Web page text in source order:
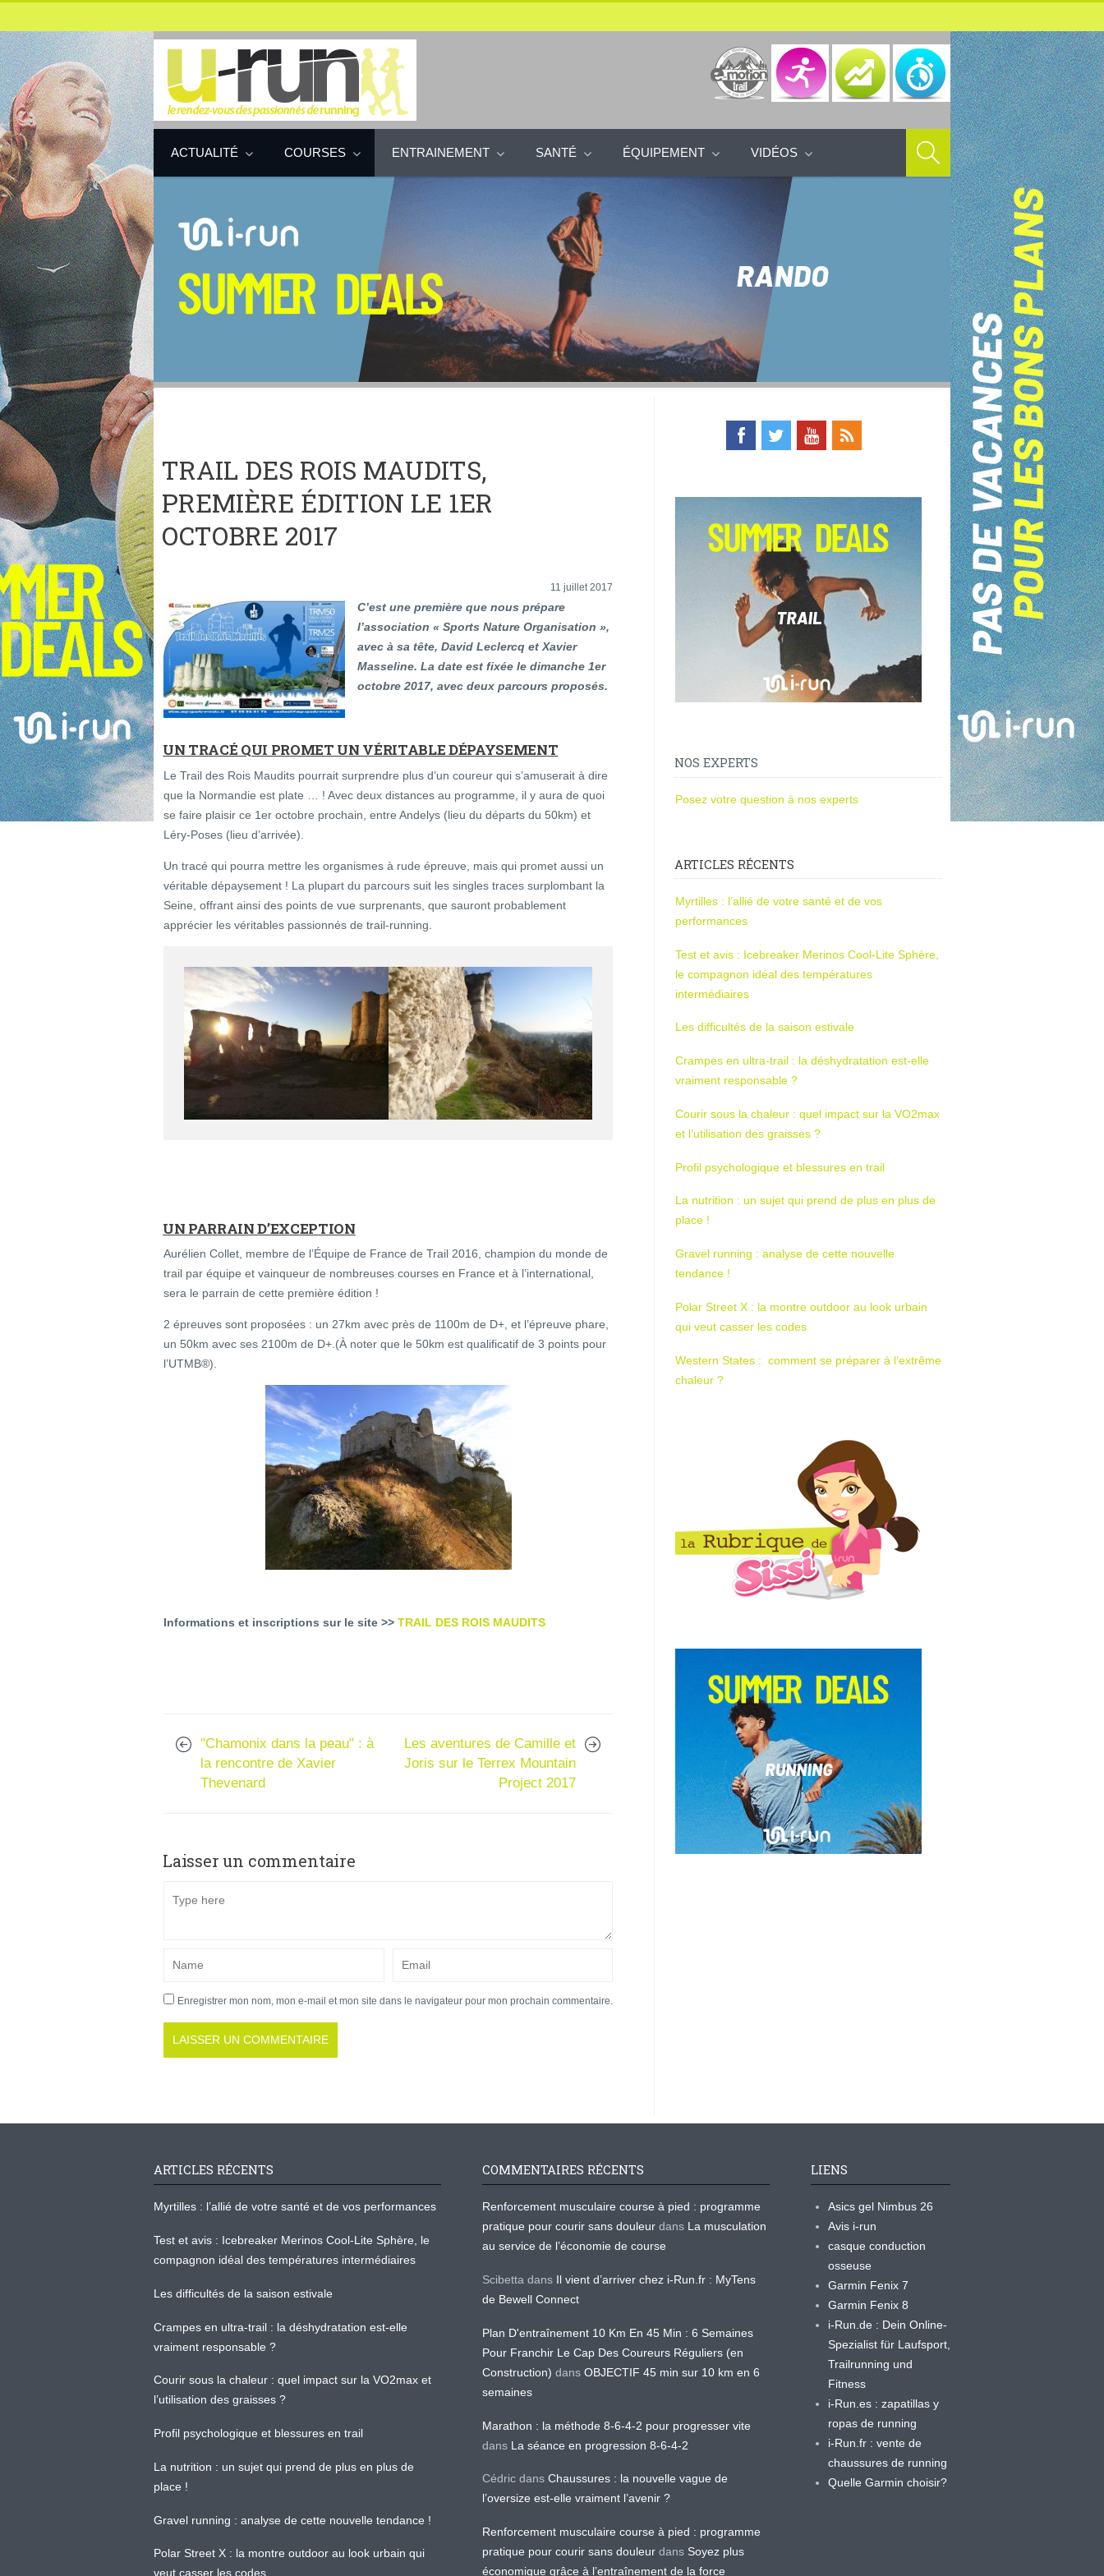
ACTUALITÉ COURSES ENTRAINEMENT SANTÉ ÉQUIPEMENT VIDÉOS
TRAIL DES ROIS MAUDITS,
PREMIÈRE ÉDITION LE 1ER
OCTOBRE 2017
11 juillet 2017
C’est une première que nous prépare
l’association « Sports Nature Organisation »,
avec à sa tête, David Leclercq et Xavier
Masseline. La date est fixée le dimanche 1er
octobre 2017, avec deux parcours proposés.
UN TRACÉ QUI PROMET UN VÉRITABLE DÉPAYSEMENT
Le Trail des Rois Maudits pourrait surprendre plus d’un coureur qui s’amuserait à dire
que la Normandie est plate … ! Avec deux distances au programme, il y aura de quoi
se faire plaisir ce 1er octobre prochain, entre Andelys (lieu du départs du 50km) et
Léry-Poses (lieu d’arrivée).
Un tracé qui pourra mettre les organismes à rude épreuve, mais qui promet aussi un
véritable dépaysement ! La plupart du parcours suit les singles traces surplombant la
Seine, offrant ainsi des points de vue surprenants, que sauront probablement
apprécier les véritables passionnés de trail-running.
UN PARRAIN D’EXCEPTION
Aurélien Collet, membre de l’Équipe de France de Trail 2016, champion du monde de
trail par équipe et vainqueur de nombreuses courses en France et à l’international,
sera le parrain de cette première édition !
2 épreuves sont proposées : un 27km avec près de 1100m de D+, et l’épreuve phare,
un 50km avec ses 2100m de D+.(À noter que le 50km est qualificatif de 3 points pour
l’UTMB®).
Informations et inscriptions sur le site >> TRAIL DES ROIS MAUDITS
"Chamonix dans la peau" : à
la rencontre de Xavier
Thevenard
Les aventures de Camille et
Joris sur le Terrex Mountain
Project 2017
Laisser un commentaire
Enregistrer mon nom, mon e-mail et mon site dans le navigateur pour mon prochain commentaire.
NOS EXPERTS
Posez votre question à nos experts
ARTICLES RÉCENTS
Myrtilles : l’allié de votre santé et de vos
performances
Test et avis : Icebreaker Merinos Cool-Lite Sphère,
le compagnon idéal des températures
intermédiaires
Les difficultés de la saison estivale
Crampes en ultra-trail : la déshydratation est-elle
vraiment responsable ?
Courir sous la chaleur : quel impact sur la VO2max
et l’utilisation des graisses ?
Profil psychologique et blessures en trail
La nutrition : un sujet qui prend de plus en plus de
place !
Gravel running : analyse de cette nouvelle
tendance !
Polar Street X : la montre outdoor au look urbain
qui veut casser les codes
Western States : comment se préparer à l’extrême
chaleur ?
ARTICLES RÉCENTS
Myrtilles : l’allié de votre santé et de vos performances
Test et avis : Icebreaker Merinos Cool-Lite Sphère, le
compagnon idéal des températures intermédiaires
Les difficultés de la saison estivale
Crampes en ultra-trail : la déshydratation est-elle
vraiment responsable ?
Courir sous la chaleur : quel impact sur la VO2max et
l’utilisation des graisses ?
Profil psychologique et blessures en trail
La nutrition : un sujet qui prend de plus en plus de
place !
Gravel running : analyse de cette nouvelle tendance !
Polar Street X : la montre outdoor au look urbain qui
veut casser les codes
COMMENTAIRES RÉCENTS
Renforcement musculaire course à pied : programme
pratique pour courir sans douleur dans La musculation
au service de l’économie de course
Scibetta dans Il vient d’arriver chez i-Run.fr : MyTens
de Bewell Connect
Plan D'entraînement 10 Km En 45 Min : 6 Semaines
Pour Franchir Le Cap Des Coureurs Réguliers (en
Construction) dans OBJECTIF 45 min sur 10 km en 6
semaines
Marathon : la méthode 8-6-4-2 pour progresser vite
dans La séance en progression 8-6-4-2
Cédric dans Chaussures : la nouvelle vague de
l’oversize est-elle vraiment l’avenir ?
Renforcement musculaire course à pied : programme
pratique pour courir sans douleur dans Soyez plus
économique grâce à l’entraînement de la force
LIENS
Asics gel Nimbus 26
Avis i-run
casque conduction
osseuse
Garmin Fenix 7
Garmin Fenix 8
i-Run.de : Dein Online-
Spezialist für Laufsport,
Trailrunning und
Fitness
i-Run.es : zapatillas y
ropas de running
i-Run.fr : vente de
chaussures de running
Quelle Garmin choisir?